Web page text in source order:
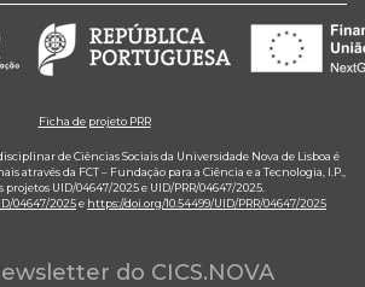
Ficha de projeto PRR
de Ciências Sociais da Universidade Nova de Lisboa é
através da FCT – Fundação para a Ciência e a Tecnologia, I.P.,
UID/04647/2025 e UID/PRR/04647/2025.
04647/2025e https://doi.org/10.54499/UID/PRR/04647/2025
do CICS.NOVA